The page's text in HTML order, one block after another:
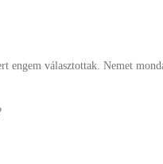
választottak. Nemet